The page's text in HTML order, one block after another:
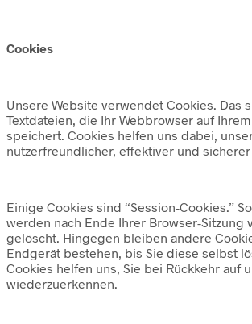
Cookies
Unsere Website verwendet Cookies. Das
Textdateien, die Ihr Webbrowser auf
speichert. Cookies helfen uns dabei,
nutzerfreundlicher, effektiver und sicherer
Einige Cookies sind “Session-Cookies.”
werden nach Ende Ihrer Browser-Sitzung
gelöscht. Hingegen bleiben andere
Endgerät bestehen, bis Sie diese selbst
Cookies helfen uns, Sie bei Rückkehr auf
wiederzuerkennen.